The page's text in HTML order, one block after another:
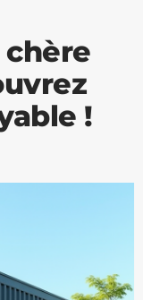
chère
!